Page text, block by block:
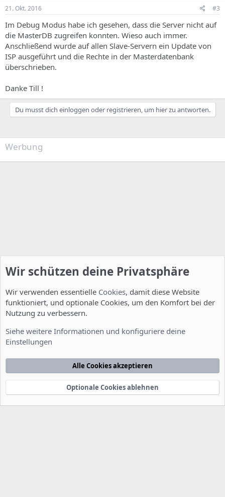
21. Okt. 2016 #3
Im Debug Modus habe ich gesehen, dass die Server nicht auf
die MasterDB zugreifen konnten. Wieso auch immer.
Anschließend wurde auf allen Slave-Servern ein Update von
ISP ausgeführt und die Rechte in der Masterdatenbank
überschrieben.
Danke Till !
Du musst dich einloggen oder registrieren, um hier zu antworten.
Werbung
Nutzungsbedingungen Datenschutzerklärung
Startseite
e
Community platform by XenForo® © 2010-2022 XenForo Ltd.
xenDach©2010-2014
Wir schützen deine Privatsphäre
Wir verwenden essentielle Cookies, damit diese Website
funktioniert, und optionale Cookies, um den Komfort bei der
Nutzung zu verbessern.
Siehe weitere Informationen und konfiguriere deine
Einstellungen
Alle Cookies akzeptieren
Optionale Cookies ablehnen